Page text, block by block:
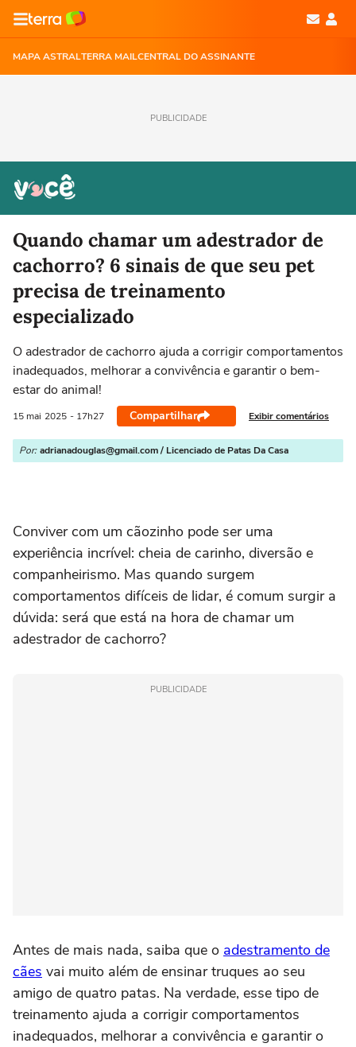
MAPA ASTRALTERRA MAILCENTRAL DO ASSINANTE
PUBLICIDADE
Quando chamar um adestrador de
cachorro? 6 sinais de que seu pet
precisa de treinamento
especializado
O adestrador de cachorro ajuda a corrigir comportamentos
inadequados, melhorar a convivência e garantir o bem-
estar do animal!
15 mai 2025 - 17h27 Compartilhar Exibir comentários
Por: adrianadouglas@gmail.com / Licenciado de Patas Da Casa
Conviver com um cãozinho pode ser uma
experiência incrível: cheia de carinho, diversão e
companheirismo. Mas quando surgem
comportamentos difíceis de lidar, é comum surgir a
dúvida: será que está na hora de chamar um
adestrador de cachorro?
PUBLICIDADE
Antes de mais nada, saiba que o adestramento de
cães vai muito além de ensinar truques ao seu
amigo de quatro patas. Na verdade, esse tipo de
treinamento ajuda a corrigir comportamentos
inadequados, melhorar a convivência e garantir o